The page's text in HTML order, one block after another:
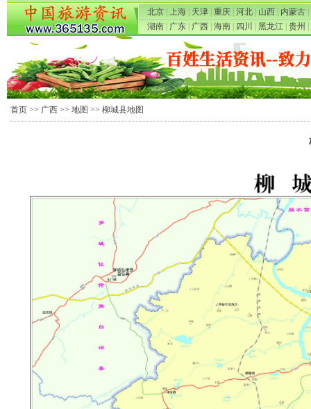
北京 上海 天津 重庆 河北 山西 内蒙古
湖南
广东 广西 海南 四川 黑龙江 贵州
首页 >> 广西 >> 地图 >> 柳城县地图